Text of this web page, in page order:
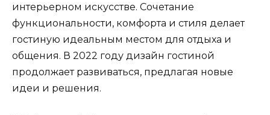
интерьерном искусстве. Сочетание
функциональности, комфорта и стиля делает
гостиную идеальным местом для отдыха и
общения. В 2022 году дизайн гостиной
продолжает развиваться, предлагая новые
идеи и решения.